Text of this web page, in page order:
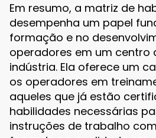
Em resumo, a matriz de
desempenha um papel
formação e no
operadores em um centro
indústria. Ela oferece um
os operadores em
aqueles que já estão
habilidades necessárias
instruções de trabalho